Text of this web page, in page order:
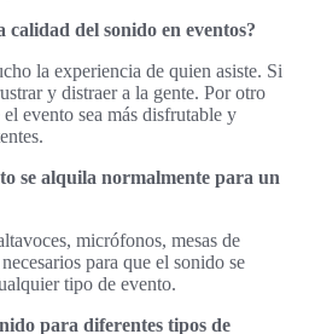
del sonido en eventos?
la experiencia de quien asiste. Si
y distraer a la gente. Por otro
evento sea más disfrutable y
se alquila normalmente para un
micrófonos, mesas de
para que el sonido se
tipo de evento.
para diferentes tipos de